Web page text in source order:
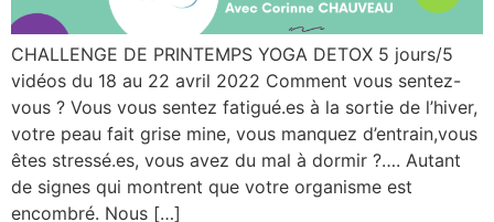
CHALLENGE DE PRINTEMPS YOGA DETOX 5 jours/5
vidéos du 18 au 22 avril 2022 Comment vous sentez-
vous ? Vous vous sentez fatigué.es à la sortie de l’hiver,
votre peau fait grise mine, vous manquez d’entrain,vous
êtes stressé.es, vous avez du mal à dormir ?…. Autant
de signes qui montrent que votre organisme est
encombré. Nous […]